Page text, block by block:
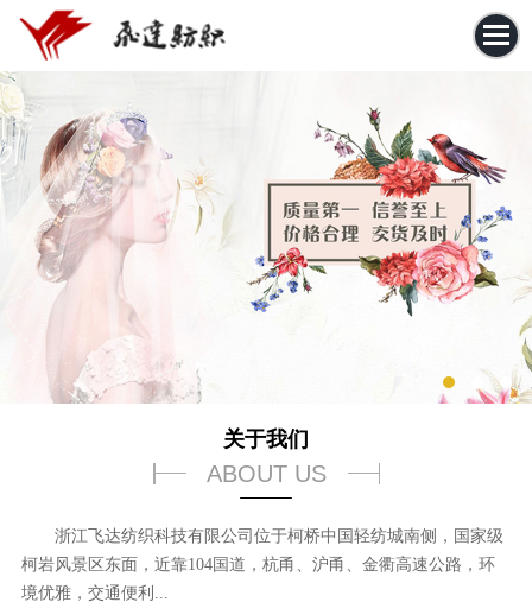
关于我们
ABOUT US
浙江飞达纺织科技有限公司位于柯桥中国轻纺城南侧，国家级
柯岩风景区东面，近靠104国道，杭甬、沪甬、金衢高速公路，环
境优雅，交通便利...